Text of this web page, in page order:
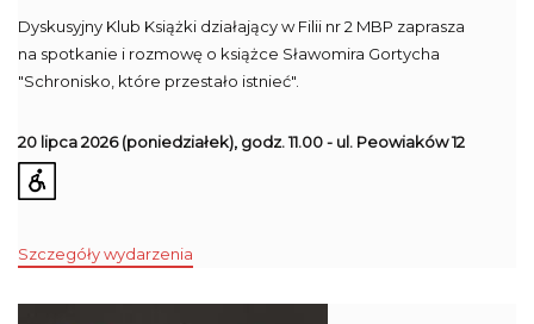
Dyskusyjny Klub Książki działający w Filii nr 2 MBP zaprasza
na spotkanie i rozmowę o książce Sławomira Gortycha
"Schronisko, które przestało istnieć".
20 lipca 2026 (poniedziałek), godz. 11.00 - ul. Peowiaków 12
Szczegóły wydarzenia